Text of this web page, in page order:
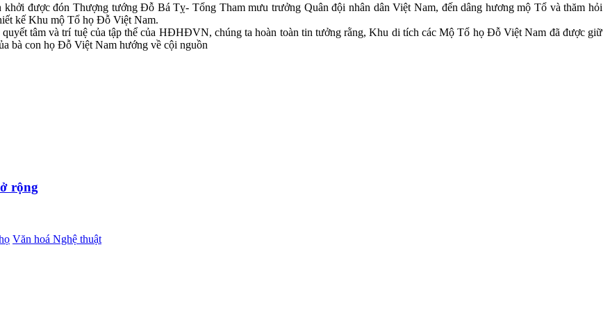
được đón Thượng tướng Đỗ Bá Tỵ- Tổng Tham mưu trưởng Quân đội nhân dân Việt Nam, đến dâng hương mộ Tổ và thăm hỏi
kế Khu mộ Tổ họ Đỗ Việt Nam.
tâm và trí tuệ của tập thể của HĐHĐVN, chúng ta hoàn toàn tin tưởng rằng, Khu di tích các Mộ Tổ họ Đỗ Việt Nam đã được giữ
bà con họ Đỗ Việt Nam hướng về cội nguồn
rộng
Văn hoá Nghệ thuật